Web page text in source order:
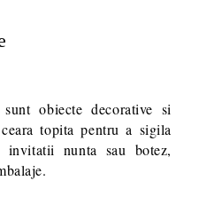
stabilirea eventualelor detalii
dumneavoastra.
obiecte decorative si
topita pentru a sigila
invitatii nunta sau botez,